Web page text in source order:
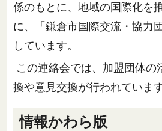
係のもとに、地域の国際化を
に、「鎌倉市国際交流・協力
しています。
この連絡会では、加盟団体の
換や意見交換が行われています
情報かわら版